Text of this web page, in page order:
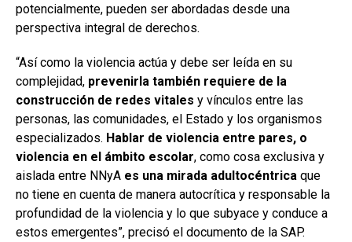
potencialmente, pueden ser abordadas desde una
perspectiva integral de derechos.
“Así como la violencia actúa y debe ser leída en su
complejidad, prevenirla también requiere de la
construcción de redes vitales y vínculos entre las
personas, las comunidades, el Estado y los organismos
especializados. Hablar de violencia entre pares, o
violencia en el ámbito escolar, como cosa exclusiva y
aislada entre NNyA es una mirada adultocéntrica que
no tiene en cuenta de manera autocrítica y responsable la
profundidad de la violencia y lo que subyace y conduce a
estos emergentes”, precisó el documento de la SAP.